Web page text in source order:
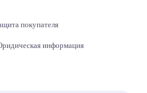
покупателя
информация